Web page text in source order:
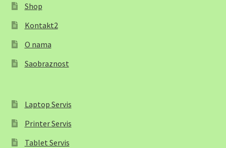
Shop
Kontakt2
O nama
Saobraznost
Laptop Servis
Printer Servis
Tablet Servis